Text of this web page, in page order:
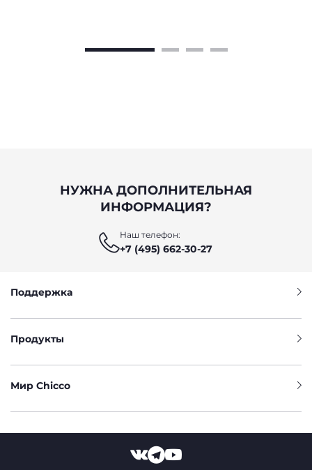
НУЖНА ДОПОЛНИТЕЛЬНАЯ
ИНФОРМАЦИЯ?
Наш телефон:
+7 (495) 662-30-27
Поддержка
Продукты
Мир Chicco